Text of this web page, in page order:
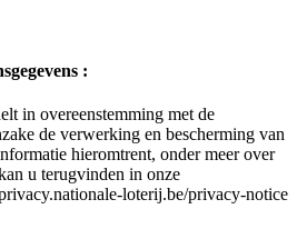
:
in overeenstemming met de
de verwerking en bescherming van
hieromtrent, onder meer over
u terugvinden in onze
loterij.be/privacy-notice